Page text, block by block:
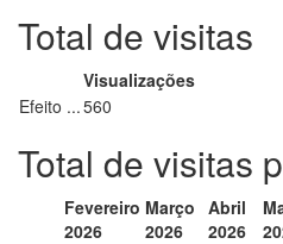
Total de visitas
Visualizações
Efeito ...560
Total de visitas
Fevereiro
2026
Março
2026
Abril
2026